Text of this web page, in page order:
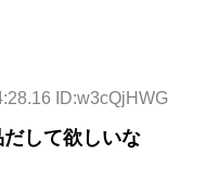
ID:w3cQjHWG
して欲しいな